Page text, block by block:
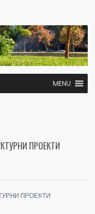
MENU
ПРОЕКТИ
ПРОЕКТИ